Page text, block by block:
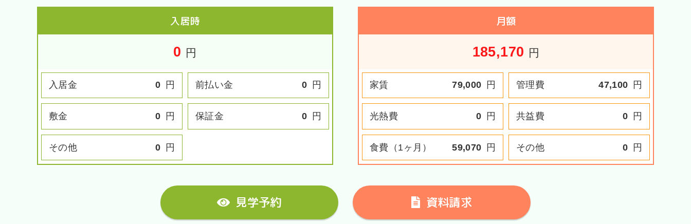
入居時
0 円
入居金 0 円 前払い金 0 円
敷金 0 円 保証金 0 円
その他 0 円
月額
185,170 円
家賃 79,000 円 管理費 47,100 円
光熱費 0 円 共益費 0 円
食費（1ヶ月） 59,070 円 その他 0 円
見学予約 資料請求